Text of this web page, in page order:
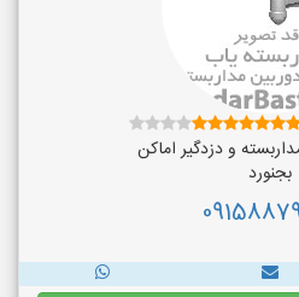
و دزدگیر اماکن
بجنورد